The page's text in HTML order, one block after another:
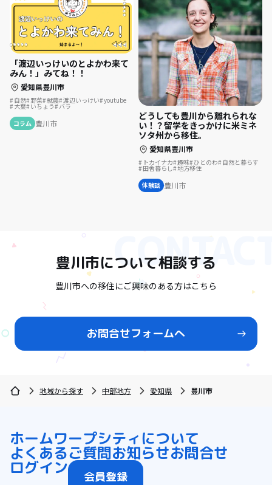
「渡辺いっけいのとよかわ来て
みん！」みてね！！
愛知県豊川市
自然 野菜 就農 渡辺いっけい youtube
大葉 いちょう バラ
コラム 豊川市
どうしても豊川から離れられな
い！？留学をきっかけに米ミネ
ソタ州から移住。
愛知県豊川市
トカイナカ 趣味 ひとのわ 自然と暮らす
田舎暮らし 地方移住
体験談 豊川市
豊川市について相談する
豊川市への移住にご興味のある方はこちら
お問合せフォームへ
地域から探す 中部地方 愛知県 豊川市
ホームワープシティについて
よくあるご質問お知らせお問合せ
ログイン 会員登録